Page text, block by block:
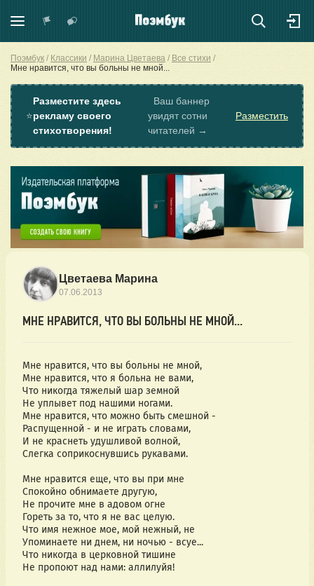
Поэмбук Классики Марина Цветаева
Все стихи
Мне нравится, что вы больны не мной...
⭐
Разместите здесь
рекламу своего
стихотворения!
Ваш баннер
увидят сотни
читателей →
Разместить
Цветаева Марина
07.06.2013
МНЕ НРАВИТСЯ, ЧТО ВЫ БОЛЬНЫ НЕ МНОЙ...
Мне нравится, что вы больны не мной,
Мне нравится, что я больна не вами,
Что никогда тяжелый шар земной
Не уплывет под нашими ногами.
Мне нравится, что можно быть смешной -
Распущенной - и не играть словами,
И не краснеть удушливой волной,
Слегка соприкоснувшись рукавами.
Мне нравится еще, что вы при мне
Спокойно обнимаете другую,
Не прочите мне в адовом огне
Гореть за то, что я не вас целую.
Что имя нежное мое, мой нежный, не
Упоминаете ни днем, ни ночью - всуе...
Что никогда в церковной тишине
Не пропоют над нами: аллилуйя!